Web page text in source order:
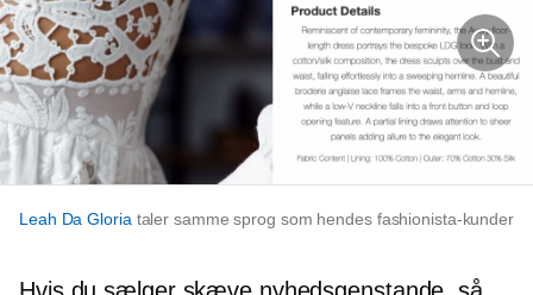
Leah Da Gloria taler samme sprog som hendes fashionista-kunder